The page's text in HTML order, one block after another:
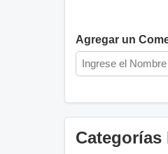
Agregar un
Categorías